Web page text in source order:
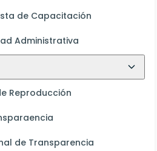
de Capacitación
Administrativa
Reproducción
de Transparencia